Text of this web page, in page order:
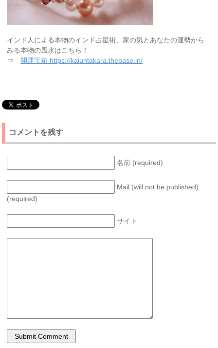
インド人による本物のインド占星術、家の気とあなたの運勢から
みる本物の風水はこちら！
⇒ 開運宝箱 https://kaiuntakara.thebase.in/
コメントを残す
名前 (required)
Mail (will not be published)
(required)
サイト